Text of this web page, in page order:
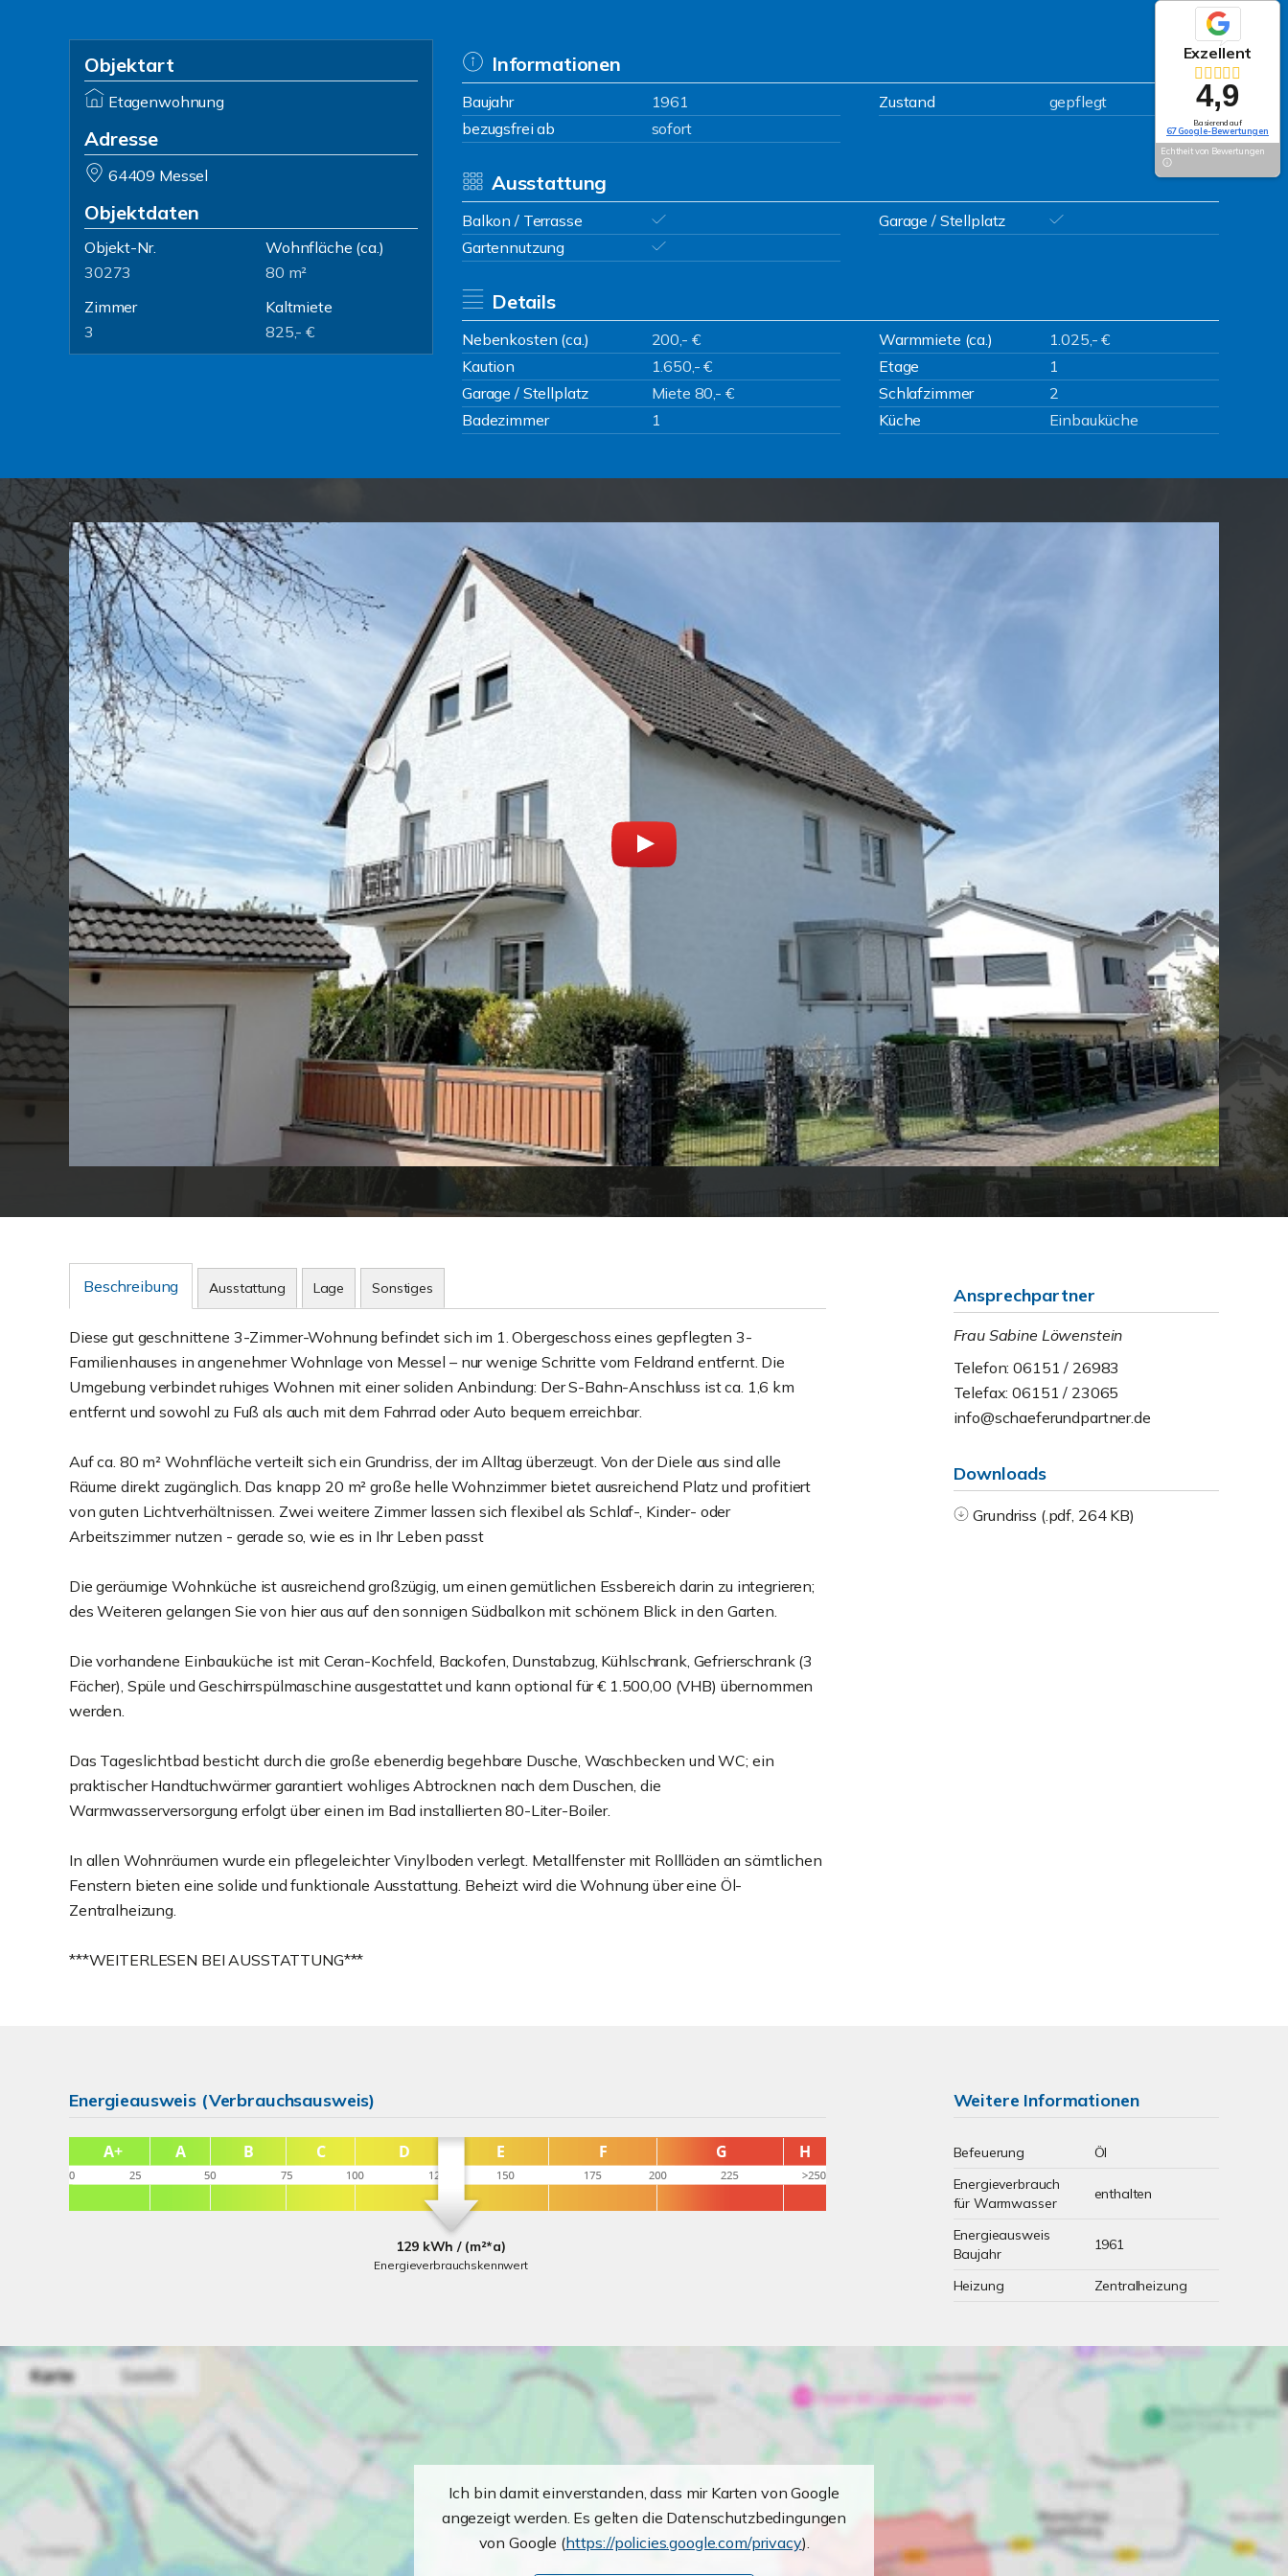
Objektart
Etagenwohnung
Adresse
64409 Messel
Objektdaten
Objekt-Nr.
30273
Wohnfläche (ca.)
80 m²
Zimmer
3
Kaltmiete
825,- €
Informationen
Baujahr 1961 Zustand
gepflegt
bezugsfrei ab
sofort
Ausstattung
Balkon / Terrasse
Garage / Stellplatz
Gartennutzung
Details
Nebenkosten (ca.) 200,- € Warmmiete (ca.)
1.025,- €
Kaution
1.650,- € Etage
1
Garage / Stellplatz
Miete 80,- € Schlafzimmer
2
Badezimmer
1 Küche Einbauküche
Beschreibung Ausstattung Lage Sonstiges
Diese gut geschnittene 3-Zimmer-Wohnung befindet sich im 1. Obergeschoss eines gepflegten 3-
Familienhauses in angenehmer Wohnlage von Messel – nur wenige Schritte vom Feldrand entfernt. Die
Umgebung verbindet ruhiges Wohnen mit einer soliden Anbindung: Der S-Bahn-Anschluss ist ca. 1,6 km
entfernt und sowohl zu Fuß als auch mit dem Fahrrad oder Auto bequem erreichbar.
Auf ca. 80 m² Wohnfläche verteilt sich ein Grundriss, der im Alltag überzeugt. Von der Diele aus sind alle
Räume direkt zugänglich. Das knapp 20 m² große helle Wohnzimmer bietet ausreichend Platz und profitiert
von guten Lichtverhältnissen. Zwei weitere Zimmer lassen sich flexibel als Schlaf-, Kinder- oder
Arbeitszimmer nutzen - gerade so, wie es in Ihr Leben passt
Die geräumige Wohnküche ist ausreichend großzügig, um einen gemütlichen Essbereich darin zu integrieren;
des Weiteren gelangen Sie von hier aus auf den sonnigen Südbalkon mit schönem Blick in den Garten.
Die vorhandene Einbauküche ist mit Ceran-Kochfeld, Backofen, Dunstabzug, Kühlschrank, Gefrierschrank (3
Fächer), Spüle und Geschirrspülmaschine ausgestattet und kann optional für € 1.500,00 (VHB) übernommen
werden.
Das Tageslichtbad besticht durch die große ebenerdig begehbare Dusche, Waschbecken und WC; ein
praktischer Handtuchwärmer garantiert wohliges Abtrocknen nach dem Duschen, die
Warmwasserversorgung erfolgt über einen im Bad installierten 80-Liter-Boiler.
In allen Wohnräumen wurde ein pflegeleichter Vinylboden verlegt. Metallfenster mit Rollläden an sämtlichen
Fenstern bieten eine solide und funktionale Ausstattung. Beheizt wird die Wohnung über eine Öl-
Zentralheizung.
***WEITERLESEN BEI AUSSTATTUNG***
Ansprechpartner
Frau Sabine Löwenstein
Telefon: 06151 / 26983
Telefax: 06151 / 23065
info@schaeferundpartner.de
Downloads
Grundriss (.pdf, 264 KB)
Energieausweis (Verbrauchsausweis)
129 kWh / (m²*a)
Energieverbrauchskennwert
Weitere Informationen
Befeuerung
Öl
Energieverbrauch
für Warmwasser
enthalten
Energieausweis
Baujahr
1961
Heizung Zentralheizung
Ich bin damit einverstanden, dass mir Karten von Google
angezeigt werden. Es gelten die Datenschutzbedingungen
von Google (https://policies.google.com/privacy).
Exzellent
4,9
Basierend auf
67 Google-Bewertungen
Echtheit von Bewertungen